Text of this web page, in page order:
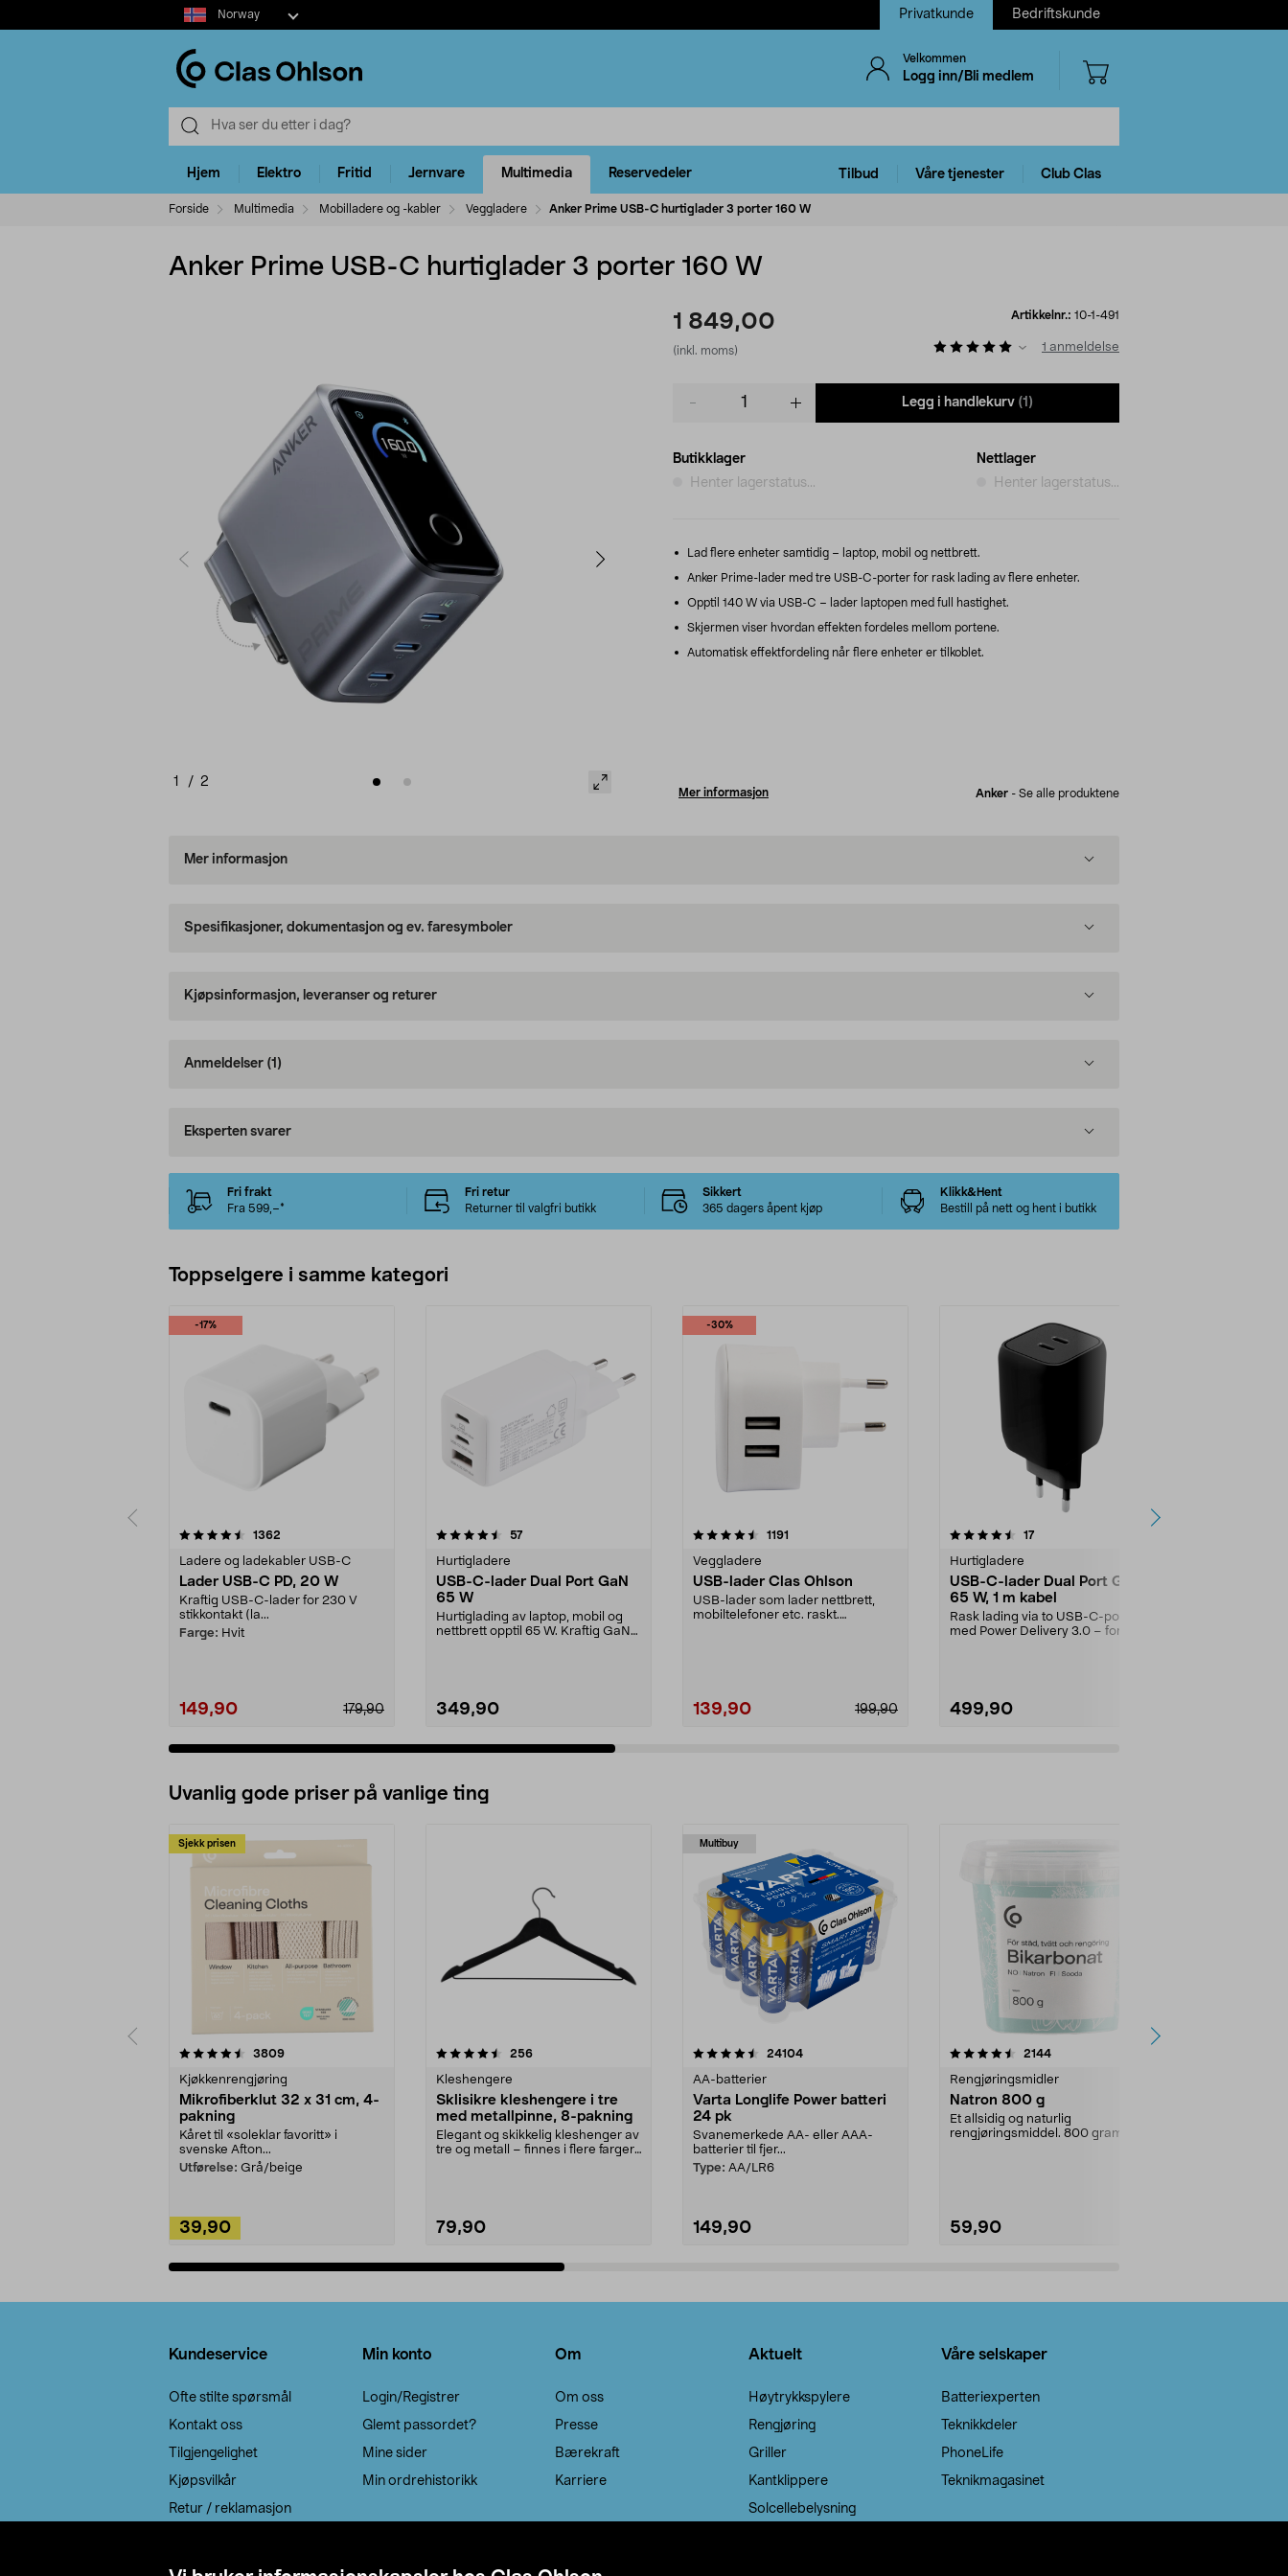
Select
market
Norway Privatkunde Bedriftskunde
Velkommen
Logg inn/Bli medlem
Hjem Elektro Fritid Jernvare Multimedia Reservedeler Tilbud Våre tjenester Club Clas
Forside Multimedia Mobilladere og -kabler Veggladere Anker Prime USB-C hurtiglader 3 porter 160 W
Anker Prime USB-C hurtiglader 3 porter 160 W
1 / 2
1 849,00
(inkl. moms)
Artikkelnr.: 10-1-491
1 anmeldelse
Legg i handlekurv (1)
Butikklager
Henter lagerstatus...
Nettlager
Henter lagerstatus...
Lad flere enheter samtidig – laptop, mobil og nettbrett.
Anker Prime-lader med tre USB-C-porter for rask lading av flere enheter.
Opptil 140 W via USB-C – lader laptopen med full hastighet.
Skjermen viser hvordan effekten fordeles mellom portene.
Automatisk effektfordeling når flere enheter er tilkoblet.
Mer informasjon Anker - Se alle produktene
Mer informasjon
Spesifikasjoner, dokumentasjon og ev. faresymboler
Kjøpsinformasjon, leveranser og returer
Anmeldelser (1)
Eksperten svarer
Fri frakt
Fra 599,–*
Fri retur
Returner til valgfri butikk
Sikkert
365 dagers åpent kjøp
Klikk&Hent
Bestill på nett og hent i butikk
Toppselgere i samme kategori
-17%
1362
Ladere og ladekabler USB-C
Lader USB-C PD, 20 W
Kraftig USB-C-lader for 230 V
stikkontakt (la...
Farge: Hvit
149,90 179,90
4.5 av 5 stjerner 57anmeldelser
Hurtigladere
USB-C-lader Dual Port GaN
65 W
Hurtiglading av laptop, mobil og
nettbrett opptil 65 W. Kraftig GaN-
349,90
-30%
4.5 av 5 stjerner 1191
Veggladere
USB-lader Clas Ohlson
USB-lader som lader nettbrett,
mobiltelefoner etc. raskt.
139,90 199,90
4.5 av 5 stjerner 17anmeldelser
Hurtigladere
USB-C-lader Dual Port GaN
65 W, 1 m kabel
Rask lading via to USB-C-porter
med Power Delivery 3.0 – for
499,90
4.5 av 5 stjerner
Uvanlig gode priser på vanlige ting
Sjekk prisen
3809anmeldelser
Kjøkkenrengjøring
Mikrofiberklut 32 x 31 cm, 4-
pakning
Kåret til «soleklar favoritt» i
svenske Afton...
Utførelse: Grå/beige
39,90
4.5av 5 stjerner 256anmeldelser
Kleshengere
Sklisikre kleshengere i tre
med metallpinne, 8-pakning
Elegant og skikkelig kleshenger av
tre og metall – finnes i flere farger.
79,90
Multibuy
4.5av 5 stjerner 24104anmeldelser
AA-batterier
Varta Longlife Power batteri
24 pk
Svanemerkede AA- eller AAA-
batterier til fjer...
Type: AA/LR6
149,90
4.5av 5 stjerner 2144anmeldelser
Rengjøringsmidler
Natron 800 g
Et allsidig og naturlig
rengjøringsmiddel. 800 gram
59,90
4.0av 5 stjerner
Kundeservice
Ofte stilte spørsmål
Kontakt oss
Tilgjengelighet
Kjøpsvilkår
Retur / reklamasjon
Min konto
Login/Registrer
Glemt passordet?
Mine sider
Min ordrehistorikk
Om
Om oss
Presse
Bærekraft
Karriere
Aktuelt
Høytrykkspylere
Rengjøring
Griller
Kantklippere
Solcellebelysning
Våre selskaper
Batteriexperten
Teknikkdeler
PhoneLife
Teknikmagasinet